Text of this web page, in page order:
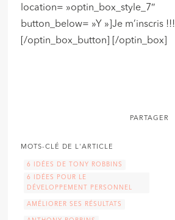
location= »optin_box_style_7″
button_below= »Y »]Je m’inscris !!!
[/optin_box_button] [/optin_box]
PARTAGER
MOTS-CLÉ DE L'ARTICLE
6 IDÉES DE TONY ROBBINS
6 IDÉES POUR LE
DÉVELOPPEMENT PERSONNEL
AMÉLIORER SES RÉSULTATS